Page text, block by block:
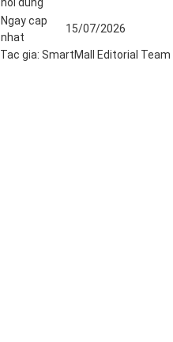
Ngay cap
nhat
15/07/2026
Tac gia: SmartMall Editorial Team